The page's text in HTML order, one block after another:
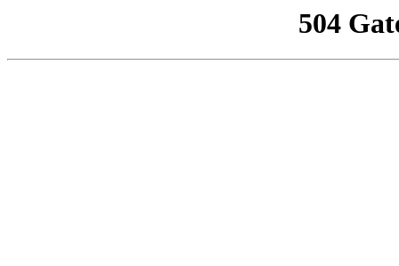
504